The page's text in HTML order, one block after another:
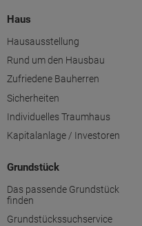
Haus
Hausausstellung
Rund um den Hausbau
Zufriedene Bauherren
Sicherheiten
Individuelles Traumhaus
Kapitalanlage / Investoren
Grundstück
Das passende Grundstück
finden
Grundstückssuchservice